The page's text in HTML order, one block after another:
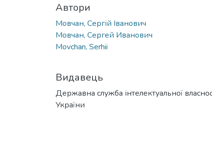
Автори
Мовчан, Сергій Іванович
Мовчан, Сергей Иванович
Movchan, Serhii
Видавець
Державна служба інтелектуальної
України